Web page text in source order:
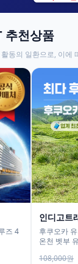
추천상품
동의 일환으로, 이에
즈 4
인디고트
후쿠오카
온천 벳부
108,000원